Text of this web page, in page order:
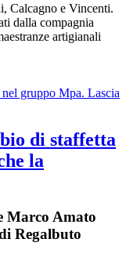
Calcagno e Vincenti.
dalla compagnia
artigianali
di staffetta
la
Marco Amato
Regalbuto